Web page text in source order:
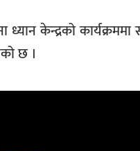
ध्यान केन्द्रको
छ ।